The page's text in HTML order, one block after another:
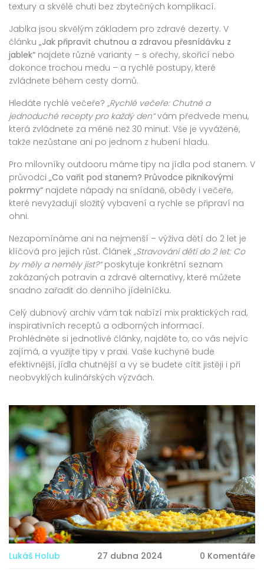
textury a skvělé chuti bez zbytečných komplikací.
Jablka jsou skvělým základem pro zdravé dezerty. V
článku „Jak připravit chutnou a zdravou přesnídávku z
jablek“ najdete různé varianty – s ořechy, skořicí nebo
dokonce trochou medu – a rychlé postupy, které
zvládnete během cesty domů.
Hledáte rychlé večeře? „Rychlé večeře: Chutné a
jednoduché recepty pro každý den“vám předvede menu,
která zvládnete za méně než 30 minut. Vše je vyvážené,
takže nezůstane ani po jednom z hubení hladu.
Pro milovníky outdooru máme tipy na jídla pod stanem. V
průvodci „Co vařit pod stanem? Průvodce piknikovými
pokrmy“ najdete nápady na snídaně, obědy i večeře,
které nevyžadují složitý vybavení a rychle se připraví na
ohni.
Nezapomínáme ani na nejmenší – výživa dětí do 2 let je
klíčová pro jejich růst. Článek „Stravování dětí do 2 let: Co
by měly a neměly jíst?“poskytuje konkrétní seznam
zakázaných potravin a zdravé alternativy, které můžete
snadno zařadit do denního jídelníčku.
Celý dubnový archiv vám tak nabízí mix praktických rad,
inspirativních receptů a odborných informací.
Prohlédněte si jednotlivé články, najděte to, co vás nejvíc
zajímá, a využijte tipy v praxi. Vaše kuchyně bude
efektivnější, jídla chutnější a vy se budete cítit jistěji i při
neobvyklých kulinářských výzvách.
Lukáš Holub 27 dubna 2024 0 Komentáře